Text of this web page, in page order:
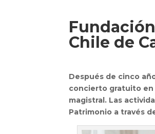
Chile de
Después de cinco
concierto gratuito en
magistral. Las
Patrimonio a través